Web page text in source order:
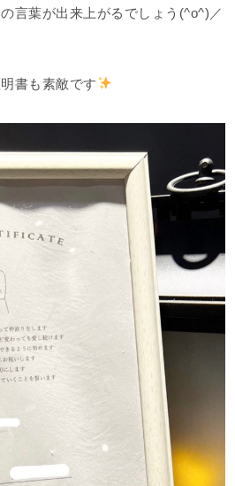
言葉が出来上がるでしょう(^o^)／
書も素敵です